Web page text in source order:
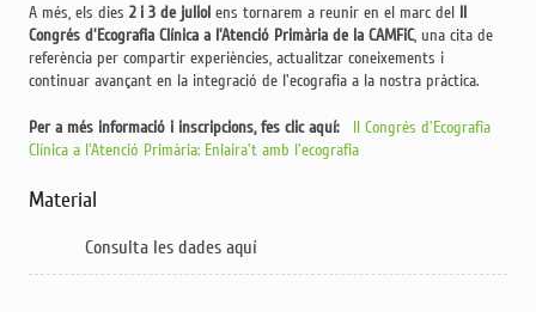
A més, els dies 2 i 3 de juliol ens tornarem a reunir en el marc del II
Congrés d'Ecografia Clínica a l'Atenció Primària de la CAMFiC, una cita de
referència per compartir experiències, actualitzar coneixements i
continuar avançant en la integració de l'ecografia a la nostra pràctica.
Per a més informació i inscripcions, fes clic aquí:
II Congrés d'Ecografia
Clínica a l'Atenció Primària: Enlaira't amb l'ecografia
Material
Consulta les dades aquí